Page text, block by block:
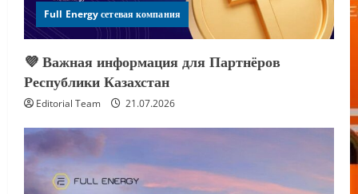
Full Energy сетевая компания
💜 Важная информация для Партнёров
Республики Казахстан
Editorial Team 21.07.2026